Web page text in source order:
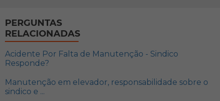
PERGUNTAS
RELACIONADAS
Acidente Por Falta de Manutenção - Sindico
Responde?
Manutenção em elevador, responsabilidade sobre o
sindico e ...